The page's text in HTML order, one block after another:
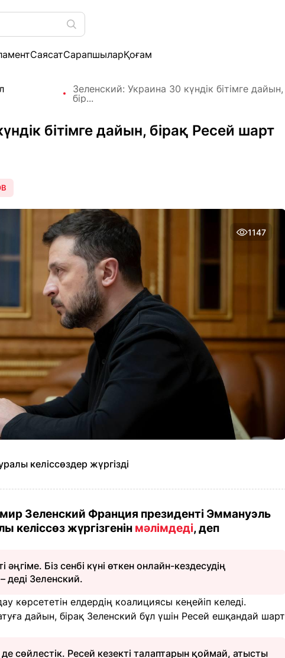
СаясатСарапшыларҚоғам
Зеленский: Украина 30 күндік бітімге дайын,
бір...
бітімге дайын, бірақ Ресей шарт
1147
келіссөздер жүргізді
Зеленский Франция президенті Эммануэль
жүргізгенін мәлімдеді, деп
Біз сенбі күні өткен онлайн-кездесудің
деді Зеленский.
көрсететін елдердің коалициясы кеңейіп келеді.
дайын, бірақ Зеленский бұл үшін Ресей ешқандай шарт
сөйлестік. Ресей кезекті талаптарын қоймай, атысты